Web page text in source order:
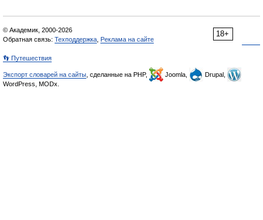
18+
© Академик, 2000-2026
Обратная связь: Техподдержка Реклама на сайте
👣 Путешествия
Экспорт словарей на сайты , сделанные на PHP, Joomla,
Drupal,
WordPress, MODx.